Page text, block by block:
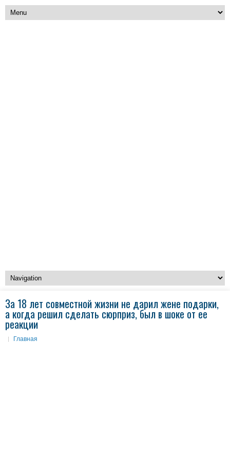
За 18 лет совместной жизни не дарил жене подарки,
а когда решил сделать сюрприз, был в шоке от ее
реакции
Главная